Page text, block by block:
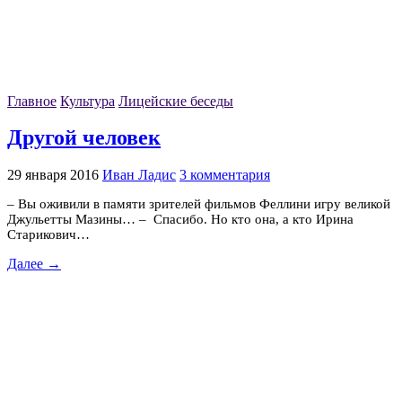
Главное Культура Лицейские беседы
Другой человек
29 января 2016 Иван Ладис 3 комментария
– Вы оживили в памяти зрителей фильмов Феллини игру великой
Джульетты Мазины… – Спасибо. Но кто она, а кто Ирина
Старикович…
Далее →